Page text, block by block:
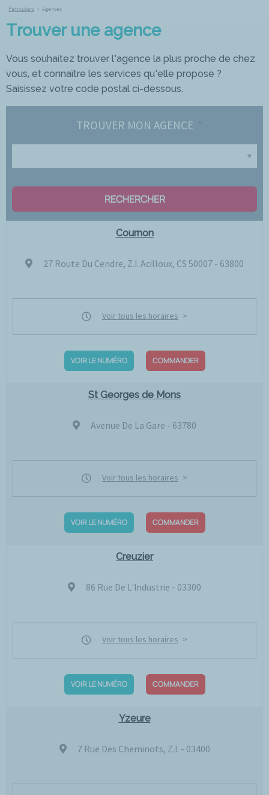
Particuliers > Agences
Trouver une agence
Vous souhaitez trouver l’agence la plus proche de chez
vous, et connaître les services qu’elle propose ?
Saisissez votre code postal ci-dessous.
TROUVER MON AGENCE
RECHERCHER
Cournon
27 Route Du Cendre, Z.I. Acilloux, CS 50007 - 63800
Voir tous les horaires
VOIR LE NUMÉRO COMMANDER
St Georges de Mons
Avenue De La Gare - 63780
Voir tous les horaires
VOIR LE NUMÉRO COMMANDER
Creuzier
86 Rue De L'Industrie - 03300
Voir tous les horaires
VOIR LE NUMÉRO COMMANDER
Yzeure
7 Rue Des Cheminots, Z.I. - 03400